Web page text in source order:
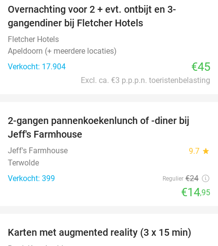
Overnachting voor 2 + evt. ontbijt en 3-
gangendiner bij Fletcher Hotels
Fletcher Hotels
Apeldoorn (+ meerdere locaties)
Verkocht: 17.904
€45
Excl. ca. €3 p.p.p.n. toeristenbelasting
38%
2-gangen pannenkoekenlunch of -diner bij
Jeff's Farmhouse
Jeff's Farmhouse 9.7 star
Terwolde
Verkocht: 399
Regulier €24
€14,95
35%
Karten met augmented reality (3 x 15 min)